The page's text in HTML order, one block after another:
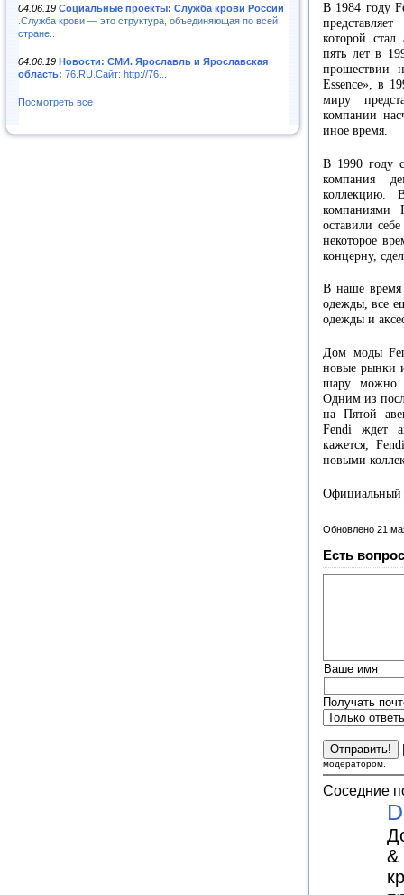
04.06.19 Социальные проекты: Служба крови России
.Служба крови — это структура, объединяющая по всей
стране..
04.06.19 Новости: СМИ. Ярославль и Ярославская
область: 76.RU.Сайт: http://76...
Посмотреть все
В 1984 году
которой
пять лет в
прошествии
Essence», в
миру
компании
иное время.
В 1990 году
компания
компаниями
оставили
некоторое
концерну,
В наше время
одежды, все
одежды и
Дом моды
новые рынки
шару можно
Одним из
на Пятой
Fendi ждет
кажется,
новыми
Официальный
Обновлено 21
Есть
Ваше имя
Получать
модератором.
Соседние
&